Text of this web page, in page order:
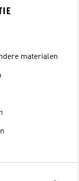
materialen